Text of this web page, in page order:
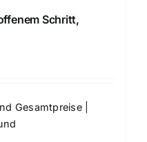
Schritt,
Gesamtpreise |